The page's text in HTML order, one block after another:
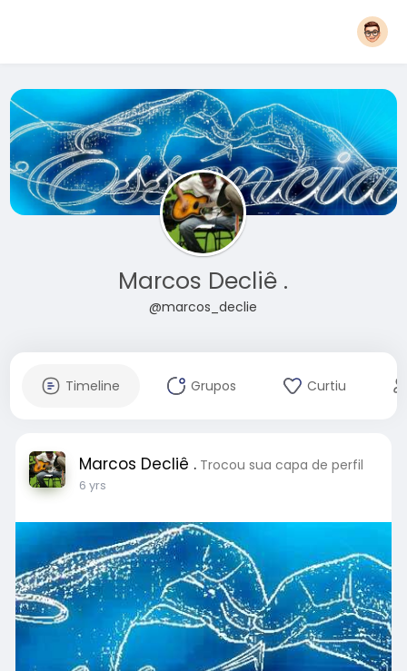
Marcos Decliê .
@marcos_declie
Timeline Grupos Curtiu
Marcos Decliê . Trocou sua capa de perfil
6 yrs